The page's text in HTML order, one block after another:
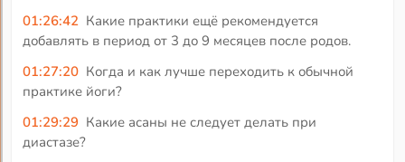
01:26:42 Какие практики ещё рекомендуется
добавлять в период от 3 до 9 месяцев после родов.
01:27:20 Когда и как лучше переходить к обычной
практике йоги?
01:29:29 Какие асаны не следует делать при
диастазе?